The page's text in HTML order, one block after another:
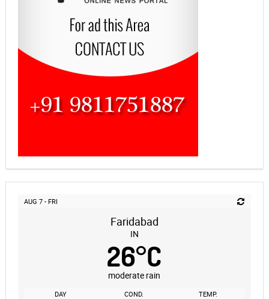
AUG 7 - FRI
Faridabad
IN
26°C
moderate rain
DAY COND. TEMP.